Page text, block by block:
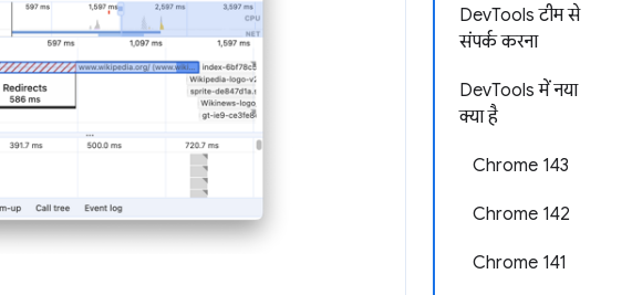
DevTools टीम से
संपर्क करना
DevTools में नया
क्या है
Chrome 143
Chrome 142
Chrome 141